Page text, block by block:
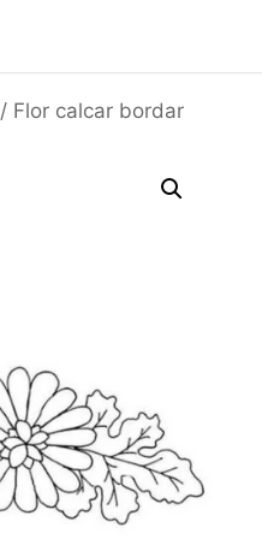
/ Flor calcar bordar